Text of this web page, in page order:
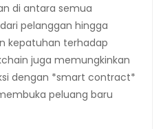
di antara semua
pelanggan hingga
kepatuhan terhadap
juga memungkinkan
dengan *smart contract*
peluang baru